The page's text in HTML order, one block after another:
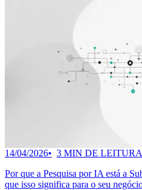
14/04/2026 3 MIN DE LEITURA
Por que a Pesquisa por IA está a
que isso significa para o seu